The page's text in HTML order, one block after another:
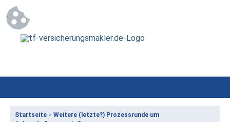
Startseite > Weitere (letzte?) Prozessrunde um